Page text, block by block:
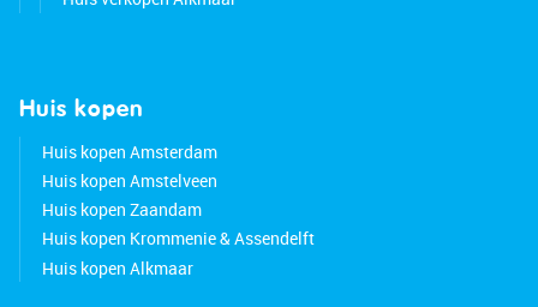
Huis kopen
Huis kopen Amsterdam
Huis kopen Amstelveen
Huis kopen Zaandam
Huis kopen Krommenie & Assendelft
Huis kopen Alkmaar